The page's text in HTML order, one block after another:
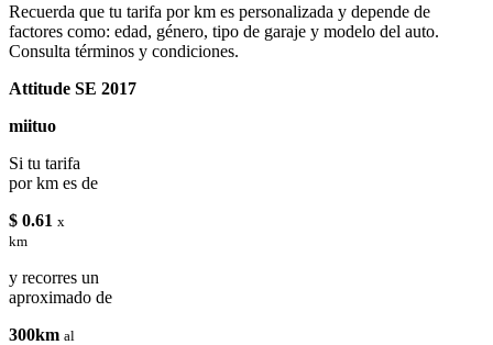
Recuerda que tu tarifa por km es personalizada y depende de
factores como: edad, género, tipo de garaje y modelo del auto.
Consulta términos y condiciones.
Attitude SE 2017
miituo
Si tu tarifa
por km es de
$ 0.61 x
km
y recorres un
aproximado de
300km al